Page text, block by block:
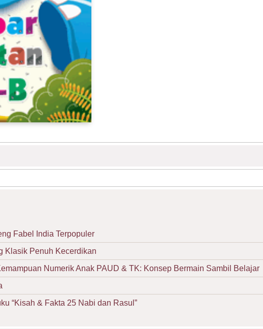
Fabel India Terpopuler
Klasik Penuh Kecerdikan
Numerik Anak PAUD & TK: Konsep Bermain Sambil Belajar
“Kisah & Fakta 25 Nabi dan Rasul”